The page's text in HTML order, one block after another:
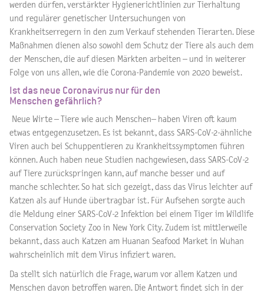
werden dürfen, verstärkter Hygienerichtlinien zur Tierhaltung
und regulärer genetischer Untersuchungen von
Krankheitserregern in den zum Verkauf stehenden Tierarten. Diese
Maßnahmen dienen also sowohl dem Schutz der Tiere als auch dem
der Menschen, die auf diesen Märkten arbeiten – und in weiterer
Folge von uns allen, wie die Corona-Pandemie von 2020 beweist.
Ist das neue Coronavirus nur für den
Menschen gefährlich?
Neue Wirte – Tiere wie auch Menschen– haben Viren oft kaum
etwas entgegenzusetzen. Es ist bekannt, dass SARS-CoV-2-ähnliche
Viren auch bei Schuppentieren zu Krankheitssymptomen führen
können. Auch haben neue Studien nachgewiesen, dass SARS-CoV-2
auf Tiere zurückspringen kann, auf manche besser und auf
manche schlechter. So hat sich gezeigt, dass das Virus leichter auf
Katzen als auf Hunde übertragbar ist. Für Aufsehen sorgte auch
die Meldung einer SARS-CoV-2 Infektion bei einem Tiger im Wildlife
Conservation Society Zoo in New York City. Zudem ist mittlerweile
bekannt, dass auch Katzen am Huanan Seafood Market in Wuhan
wahrscheinlich mit dem Virus infiziert waren.
Da stellt sich natürlich die Frage, warum vor allem Katzen und
Menschen davon betroffen waren. Die Antwort findet sich in der